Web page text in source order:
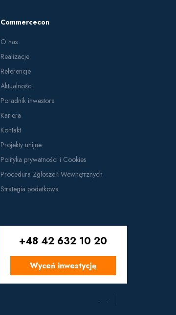
+48 42 632 10 20
Wyceń inwestycję
Commercecon
O nas
Realizacje
Referencje
Aktualności
Poradnik inwestora
Kariera
Kontakt
Projekty unijne
Polityka prywatności i Cookies
Procedura Zgłoszeń Wewnętrznych
Strategia podatkowa
ŁKS Commercecon Łódź